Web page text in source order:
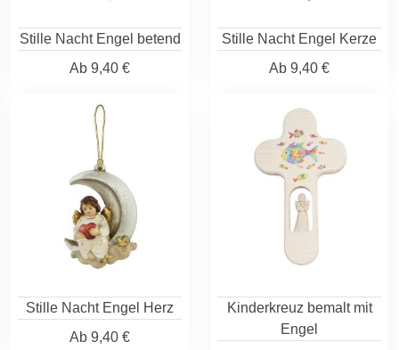
Stille Nacht Engel betend
Ab 9,40 €
Stille Nacht Engel Kerze
Ab 9,40 €
Stille Nacht Engel Herz
Ab 9,40 €
Kinderkreuz bemalt mit
Engel